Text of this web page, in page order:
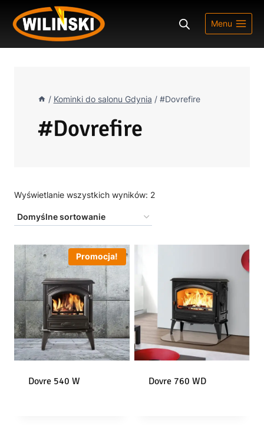
Przejdź
treści
Menu
/ Kominki do salonu Gdynia / #Dovrefire
#Dovrefire
Wyświetlanie wszystkich wyników: 2
Promocja!
Dovre 540 W Dovre 760 WD